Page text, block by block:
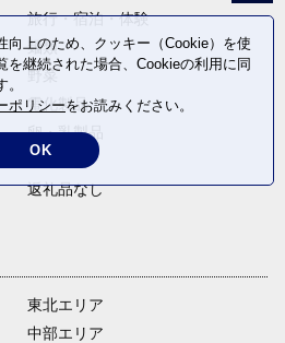
旅行・宿泊・体験
麺類
野菜
電化製品
卵・乳製品
米・穀物
返礼品なし
東北エリア
中部エリア
向上のため、クッキー（Cookie）を使
を継続された場合、Cookieの利用に同
ポリシーをお読みください。
OK